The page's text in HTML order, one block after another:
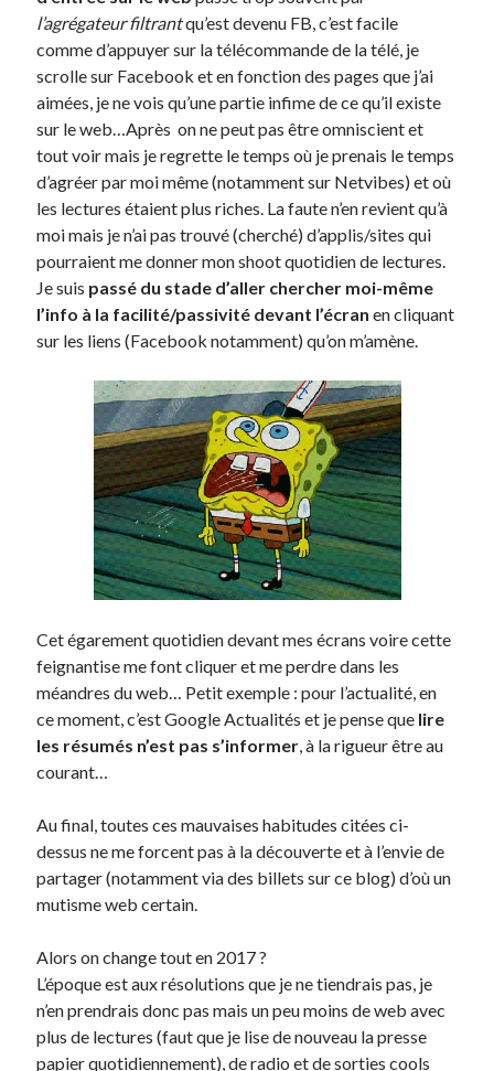
l’agrégateur filtrantqu’est devenu FB, c’est facile
comme d’appuyer sur la télécommande de la télé, je
scrolle sur Facebook et en fonction des pages que j’ai
aimées, je ne vois qu’une partie infime de ce qu’il existe
sur le web…Après on ne peut pas être omniscient et
tout voir mais je regrette le temps où je prenais le temps
d’agréer par moi même (notamment sur Netvibes) et où
les lectures étaient plus riches. La faute n’en revient qu’à
moi mais je n’ai pas trouvé (cherché) d’applis/sites qui
pourraient me donner mon shoot quotidien de lectures.
Je suis passé du stade d’aller chercher moi-même
l’info à la facilité/passivité devant l’écran en cliquant
sur les liens (Facebook notamment) qu’on m’amène.
Cet égarement quotidien devant mes écrans voire cette
feignantise me font cliquer et me perdre dans les
méandres du web… Petit exemple : pour l’actualité, en
ce moment, c’est Google Actualités et je pense que lire
les résumés n’est pas s’informer, à la rigueur être au
courant…
Au final, toutes ces mauvaises habitudes citées ci-
dessus ne me forcent pas à la découverte et à l’envie de
partager (notamment via des billets sur ce blog) d’où un
mutisme web certain.
Alors on change tout en 2017 ?
L’époque est aux résolutions que je ne tiendrais pas, je
n’en prendrais donc pas mais un peu moins de web avec
plus de lectures (faut que je lise de nouveau la presse
papier quotidiennement), de radio et de sorties cools